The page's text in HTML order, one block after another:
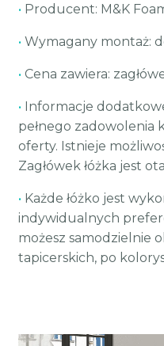
• Producent: M&K
• Wymagany montaż:
• Cena zawiera:
• Informacje
pełnego zadowolenia
oferty. Istnieje
Zagłówek łóżka jest
• Każde łóżko jest
indywidualnych
możesz samodzielnie
tapicerskich, po